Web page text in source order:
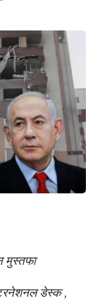
मुस्तफा
डेस्क ,